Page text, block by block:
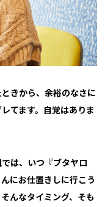
きから、余裕のなさに
てます。自覚はありま
は、いつ『ブタヤロ
にお仕置きしに行こう
んなタイミング、そも